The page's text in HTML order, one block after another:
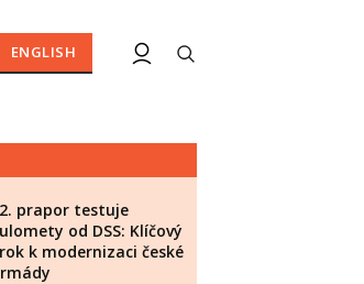
ENGLISH
prapor testuje
od DSS: Klíčový
k modernizaci české